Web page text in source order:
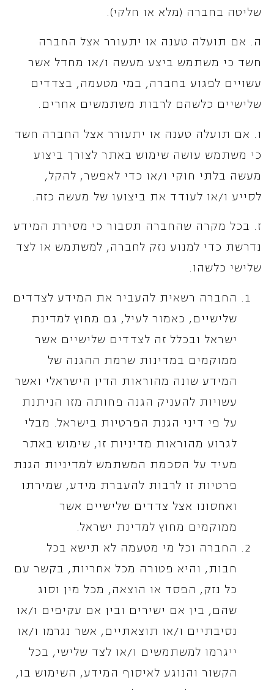
שליטה בחברה (מלא או חלקי).
ה. אם תועלה טענה או יתעורר אצל החברה
חשד כי משתמש ביצע מעשה ו/או מחדל אשר
עשויים לפגוע בחברה, במי מטעמה, בצדדים
שלישיים כלשהם לרבות משתמשים אחרים.
ו. אם תועלה טענה או יתעורר אצל החברה חשד
כי משתמש עושה שימוש באתר לצורך ביצוע
מעשה בלתי חוקי ו/או כדי לאפשר, להקל,
לסייע ו/או לעודד את ביצועו של מעשה כזה.
ז. בכל מקרה שהחברה תסבור כי מסירת המידע
נדרשת כדי למנוע נזק לחברה, למשתמש או לצד
שלישי כלשהו.
החברה רשאית להעביר את המידע לצדדים
שלישיים, כאמור לעיל, גם מחוץ למדינת
ישראל ובכלל זה לצדדים שלישיים אשר
ממוקמים במדינות שרמת ההגנה של
המידע שונה מהוראות הדין הישראלי ואשר
עשויות להעניק הגנה פחותה מזו הניתנת
על פי דיני הגנת הפרטיות בישראל. מבלי
לגרוע מהוראות מדיניות זו, שימוש באתר
מעיד על הסכמת המשתמש למדיניות הגנת
פרטיות זו לרבות להעברת מידע, שמירתו
ואחסונו אצל צדדים שלישיים אשר
ממוקמים מחוץ למדינת ישראל.
החברה וכל מי מטעמה לא תישא בכל
חבות, והיא פטורה מכל אחריות, בקשר עם
כל נזק, הפסד או הוצאה, מכל מין וסוג
שהם, בין אם ישירים ובין אם עקיפים ו/או
נסיבתיים ו/או תוצאתיים, אשר נגרמו ו/או
ייגרמו למשתמשים ו/או לצד שלישי, בכל
הקשור והנוגע לאיסוף המידע, השימוש בו,